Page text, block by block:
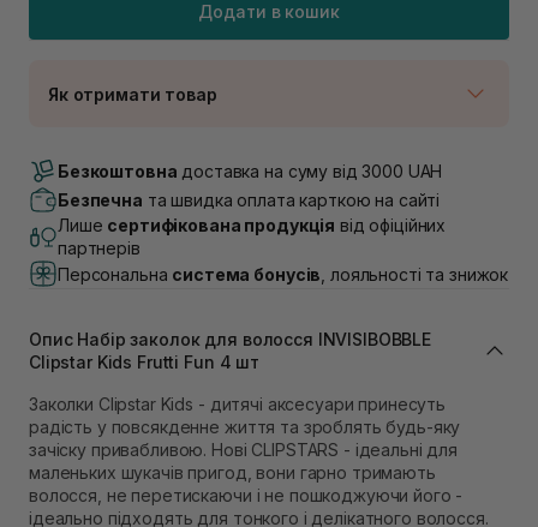
Додати в кошик
Як отримати товар
В наявності
Самовивіз м. Луцьк, вул. Винниченка 4
В наявності
Самовивіз м. Львів, вул. Академіка Підстригача, 1В
(Duck’s Lake)
В наявності
В наявності
Самовивіз м. Львів, вул. Степана Бандери 45
Самовивіз м. Рівне, вул. 16-го Липня, 15
В наявності
Самовивіз м. Рівне, вул. Кулика і Гудачека 23 (ТЦ
Екватор)
В наявності
Безкоштовна доставка на суму від 3000 UAH
Безпечна та швидка оплата карткою на сайті
Лише сертифікована продукція від офіційних
партнерів
Персональна система бонусів , лояльності та знижок
Опис Набір заколок для волосся INVISIBOBBLE
Clipstar Kids Frutti Fun 4 шт
Заколки Clipstar Kids - дитячі аксесуари принесуть
радість у повсякденне життя та зроблять будь-яку
зачіску привабливою. Нові CLIPSTARS - ідеальні для
маленьких шукачів пригод, вони гарно тримають
волосся, не перетискаючи і не пошкоджуючи його -
ідеально підходять для тонкого і делікатного волосся.